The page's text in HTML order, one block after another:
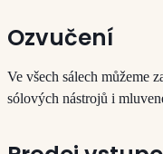
Ozvučení
Ve všech sálech můžeme
sólových nástrojů i